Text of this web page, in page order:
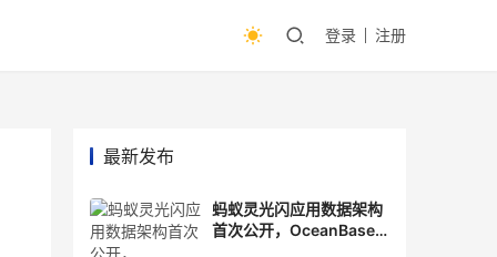
登录 注册
最新发布
蚂蚁灵光闪应用数据架构
首次公开，OceanBase